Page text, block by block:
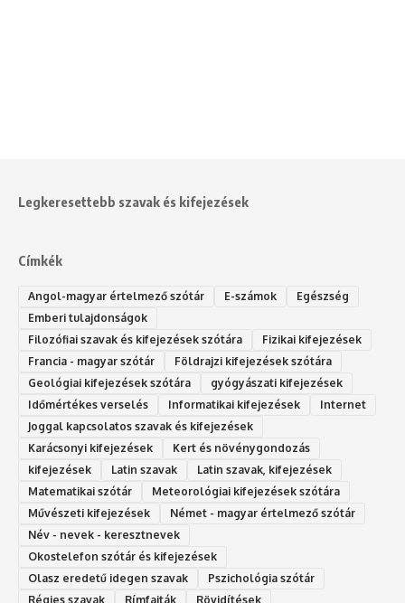
Legkeresettebb szavak és kifejezések
Címkék
Angol-magyar értelmező szótár E-számok
Egészség
Emberi tulajdonságok
Filozófiai szavak és kifejezések szótára
Fizikai kifejezések
Francia - magyar szótár
Földrajzi kifejezések szótára
Geológiai kifejezések szótára
gyógyászati kifejezések
Időmértékes verselés
Informatikai kifejezések
Internet
Joggal kapcsolatos szavak és kifejezések
Karácsonyi kifejezések
Kert és növénygondozás
kifejezések
Latin szavak
Latin szavak, kifejezések
Matematikai szótár
Meteorológiai kifejezések szótára
Művészeti kifejezések
Német - magyar értelmező szótár
Név - nevek - keresztnevek
Okostelefon szótár és kifejezések
Olasz eredetű idegen szavak
Ps‮gólohciz‬ia s‮átóz‬r
Régies szavak
Rímfajták Rövidítések